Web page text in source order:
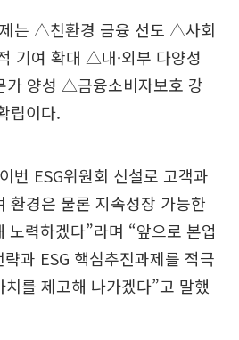
는 △친환경 금융 선도 △사회
기여 확대 △내·외부 다양성
양성 △금융소비자보호 강
립이다.
번 ESG위원회 신설로 고객과
환경은 물론 지속성장 가능한
노력하겠다”라며 “앞으로 본업
과 ESG 핵심추진과제를 적극
를 제고해 나가겠다”고 말했